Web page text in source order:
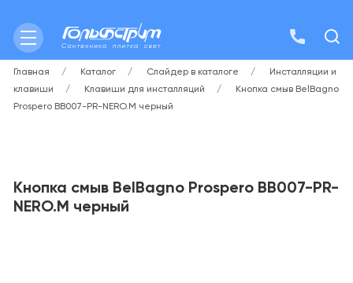
Главная Каталог Слайдер в каталоге
Инсталляции и
клавиши
Клавиши для инсталляций
Кнопка смыв BelBagno
Prospero BB007-PR-NERO.M черный
Кнопка смыв BelBagno Prospero BB007-PR-
NERO.M черный